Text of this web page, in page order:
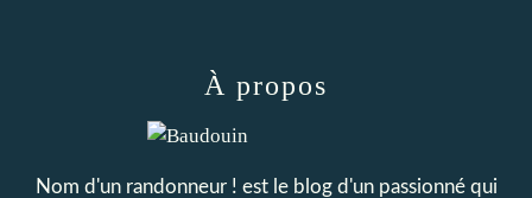
À propos
Nom d'un randonneur ! est le blog d'un passionné qui